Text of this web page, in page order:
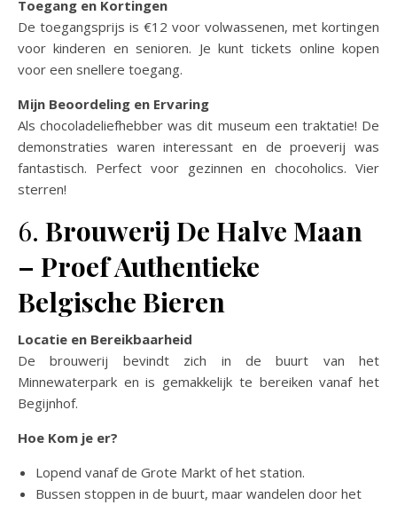
Toegang en Kortingen
De toegangsprijs is €12 voor volwassenen, met kortingen
voor kinderen en senioren. Je kunt tickets online kopen
voor een snellere toegang.
Mijn Beoordeling en Ervaring
Als chocoladeliefhebber was dit museum een traktatie! De
demonstraties waren interessant en de proeverij was
fantastisch. Perfect voor gezinnen en chocoholics. Vier
sterren!
6. Brouwerij De Halve Maan
– Proef Authentieke
Belgische Bieren
Locatie en Bereikbaarheid
De brouwerij bevindt zich in de buurt van het
Minnewaterpark en is gemakkelijk te bereiken vanaf het
Begijnhof.
Hoe Kom je er?
Lopend vanaf de Grote Markt of het station.
Bussen stoppen in de buurt, maar wandelen door het